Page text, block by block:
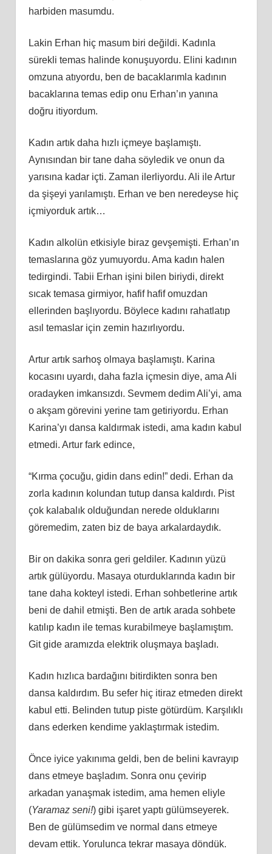
harbiden masumdu.
Lakin Erhan hiç masum biri değildi. Kadınla
sürekli temas halinde konuşuyordu. Elini kadının
omzuna atıyordu, ben de bacaklarımla kadının
bacaklarına temas edip onu Erhan’ın yanına
doğru itiyordum.
Kadın artık daha hızlı içmeye başlamıştı.
Aynısından bir tane daha söyledik ve onun da
yarısına kadar içti. Zaman ilerliyordu. Ali ile Artur
da şişeyi yarılamıştı. Erhan ve ben neredeyse hiç
içmiyorduk artık…
Kadın alkolün etkisiyle biraz gevşemişti. Erhan’ın
temaslarına göz yumuyordu. Ama kadın halen
tedirgindi. Tabii Erhan işini bilen biriydi, direkt
sıcak temasa girmiyor, hafif hafif omuzdan
ellerinden başlıyordu. Böylece kadını rahatlatıp
asıl temaslar için zemin hazırlıyordu.
Artur artık sarhoş olmaya başlamıştı. Karina
kocasını uyardı, daha fazla içmesin diye, ama Ali
oradayken imkansızdı. Sevmem dedim Ali’yi, ama
o akşam görevini yerine tam getiriyordu. Erhan
Karina’yı dansa kaldırmak istedi, ama kadın kabul
etmedi. Artur fark edince,
“Kırma çocuğu, gidin dans edin!” dedi. Erhan da
zorla kadının kolundan tutup dansa kaldırdı. Pist
çok kalabalık olduğundan nerede olduklarını
göremedim, zaten biz de baya arkalardaydık.
Bir on dakika sonra geri geldiler. Kadının yüzü
artık gülüyordu. Masaya oturduklarında kadın bir
tane daha kokteyl istedi. Erhan sohbetlerine artık
beni de dahil etmişti. Ben de artık arada sohbete
katılıp kadın ile temas kurabilmeye başlamıştım.
Git gide aramızda elektrik oluşmaya başladı.
Kadın hızlıca bardağını bitirdikten sonra ben
dansa kaldırdım. Bu sefer hiç itiraz etmeden direkt
kabul etti. Belinden tutup piste götürdüm. Karşılıklı
dans ederken kendime yaklaştırmak istedim.
Önce iyice yakınıma geldi, ben de belini kavrayıp
dans etmeye başladım. Sonra onu çevirip
arkadan yanaşmak istedim, ama hemen eliyle
(Yaramaz seni!) gibi işaret yaptı gülümseyerek.
Ben de gülümsedim ve normal dans etmeye
devam ettik. Yorulunca tekrar masaya döndük.